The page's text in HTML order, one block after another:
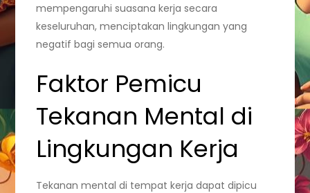
mempengaruhi suasana kerja secara
keseluruhan, menciptakan lingkungan yang
negatif bagi semua orang.
Faktor Pemicu
Tekanan Mental di
Lingkungan Kerja
Tekanan mental di tempat kerja dapat dipicu